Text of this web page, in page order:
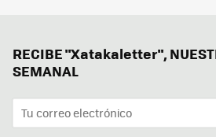
RECIBE "Xatakaletter",
SEMANAL